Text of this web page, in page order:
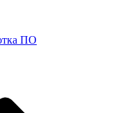
ПО